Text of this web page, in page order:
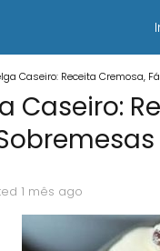
Caseiro: Receita Cremosa,
Caseiro:
1 mês ago